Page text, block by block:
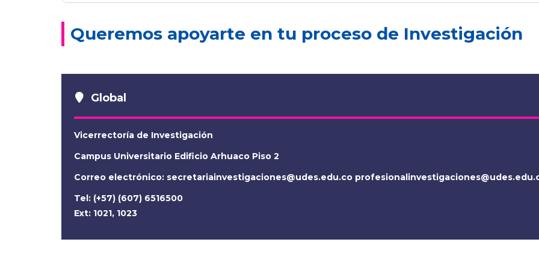
Queremos apoyarte en tu proceso de Investigación
Global
Vicerrectoría de Investigación
Campus Universitario Edificio Arhuaco Piso 2
Correo electrónico: secretariainvestigaciones@udes.edu.co
Tel: (+57) (607) 6516500
Ext: 1021, 1023